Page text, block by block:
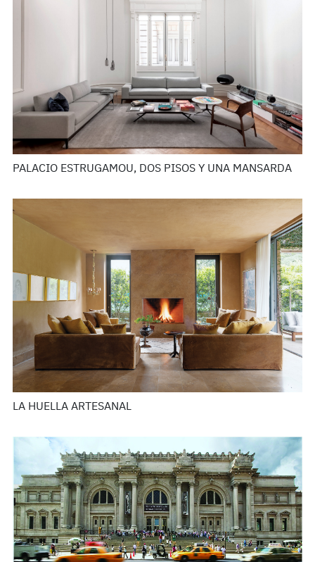
PALACIO ESTRUGAMOU, DOS PISOS Y UNA MANSARDA
LA HUELLA ARTESANAL